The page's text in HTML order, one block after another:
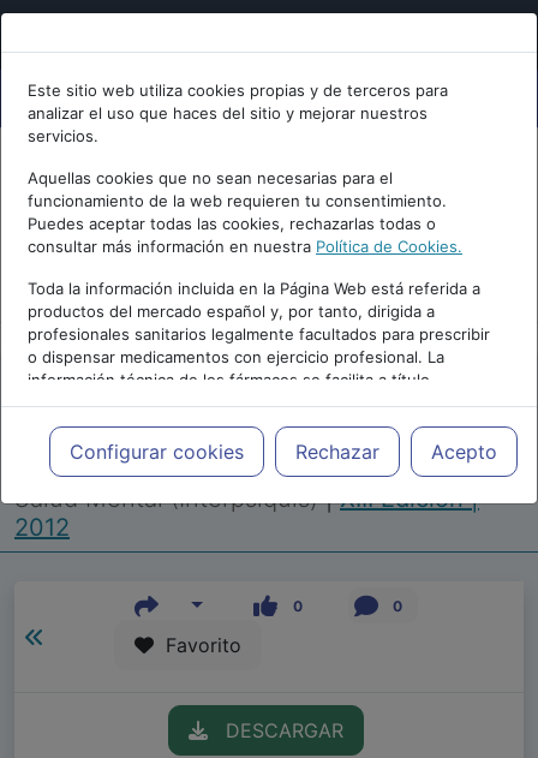
Este sitio web utiliza cookies propias y de terceros para
analizar el uso que haces del sitio y mejorar nuestros
servicios.
Aquellas cookies que no sean necesarias para el
funcionamiento de la web requieren tu consentimiento.
Puedes aceptar todas las cookies, rechazarlas todas o
consultar más información en nuestra Política de Cookies.
Toda la información incluida en la Página Web está referida a
productos del mercado español y, por tanto, dirigida a
profesionales sanitarios legalmente facultados para prescribir
o dispensar medicamentos con ejercicio profesional. La
información técnica de los fármacos se facilita a título
meramente informativo, siendo responsabilidad de los
profesionales facultados prescribir medicamentos y decidir, en
cada caso concreto, el tratamiento más adecuado a las
necesidades del paciente.
Configurar cookies Rechazar Acepto
Repositorio de Artículos |Congreso Virtual
Internacional de Psiquiatría, Psicología y
Salud Mental (Interpsiquis)|XIII Edición |
2012
0 0
Favorito
DESCARGAR